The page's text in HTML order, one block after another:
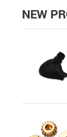
NEW